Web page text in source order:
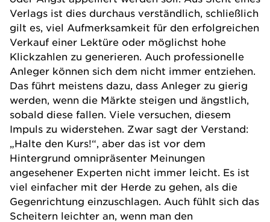
Verlags ist dies durchaus verständlich, schließlich
gilt es, viel Aufmerksamkeit für den erfolgreichen
Verkauf einer Lektüre oder möglichst hohe
Klickzahlen zu generieren. Auch professionelle
Anleger können sich dem nicht immer entziehen.
Das führt meistens dazu, dass Anleger zu gierig
werden, wenn die Märkte steigen und ängstlich,
sobald diese fallen. Viele versuchen, diesem
Impuls zu widerstehen. Zwar sagt der Verstand:
„Halte den Kurs!“, aber das ist vor dem
Hintergrund omnipräsenter Meinungen
angesehener Experten nicht immer leicht. Es ist
viel einfacher mit der Herde zu gehen, als die
Gegenrichtung einzuschlagen. Auch fühlt sich das
Scheitern leichter an, wenn man den